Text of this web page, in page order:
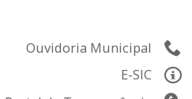
Ouvidoria Municipal
E-SIC